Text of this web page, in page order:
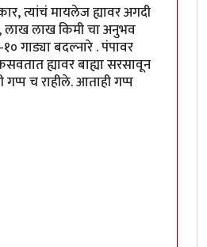
त्यांचं मायलेज ह्यावर अगदी
लाख लाख किमी चा अनुभव
गाड्या बदल्नारे . पंपावर
ह्यावर बाह्या सरसावून
गप्प च राहीले. आताही गप्प